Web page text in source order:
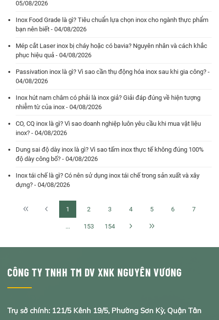
05/08/2026
Inox Food Grade là gì? Tiêu chuẩn lựa chọn inox cho ngành thực phẩm
bạn nên biết - 04/08/2026
Mép cắt Laser inox bị cháy hoặc có bavia? Nguyên nhân và cách khắc
phục hiệu quả - 04/08/2026
Passivation inox là gì? Vì sao cần thụ động hóa inox sau khi gia công? -
04/08/2026
Inox hút nam châm có phải là inox giả? Giải đáp đúng về hiện tượng
nhiễm từ của inox - 04/08/2026
CO, CQ inox là gì? Vì sao doanh nghiệp luôn yêu cầu khi mua vật liệu
inox? - 04/08/2026
Dung sai độ dày inox là gì? Vì sao tấm inox thực tế không đúng 100%
độ dày công bố? - 04/08/2026
Inox tái chế là gì? Có nên sử dụng inox tái chế trong sản xuất và xây
dựng? - 04/08/2026
1 2 3 4 5 6 7
... 153 154
CÔNG TY TNHH TM DV XNK NGUYÊN VƯƠNG
Trụ sở chính: 121/5 Kênh 19/5, Phường Sơn Kỳ, Quận Tân